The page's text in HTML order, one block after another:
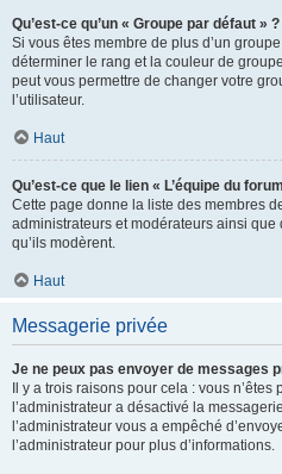
Qu’est-ce qu’un « Groupe par défaut » ?
Si vous êtes membre de plus d’un
déterminer le rang et la couleur de
peut vous permettre de changer votre
l’utilisateur.
Haut
Qu’est-ce que le lien « L’équipe du
Cette page donne la liste des membres
administrateurs et modérateurs ainsi que
qu’ils modèrent.
Haut
Messagerie privée
Je ne peux pas envoyer de messages
Il y a trois raisons pour cela : vous
l’administrateur a désactivé la
l’administrateur vous a empêché
l’administrateur pour plus d’informations.